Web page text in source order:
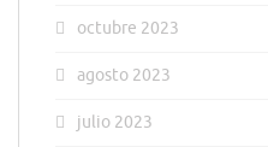
octubre 2023
agosto 2023
julio 2023